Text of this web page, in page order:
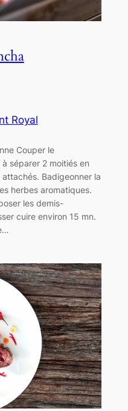
Royal
Couper le
séparer 2 moitiés en
Badigeonner la
herbes aromatiques.
les demis-
cuire environ 15 mn.